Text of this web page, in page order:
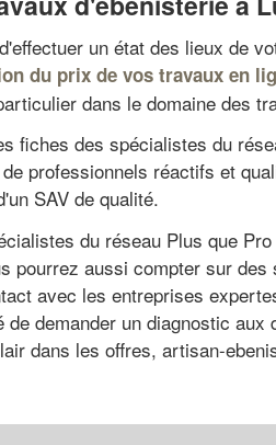
un état des lieux de
du prix de vos travaux en
dans le domaine des
des spécialistes du
professionnels réactifs et
SAV de qualité.
du réseau Plus que
aussi compter sur
avec les entreprises
demander un diagnostic
dans les offres, artisan-